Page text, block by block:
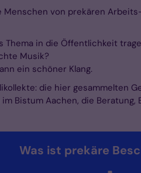
Menschen von prekären
in die Öffentlichkeit
Musik?
ein schöner Klang.
die hier gesammelten
Bistum Aachen, die
Was ist prekäre